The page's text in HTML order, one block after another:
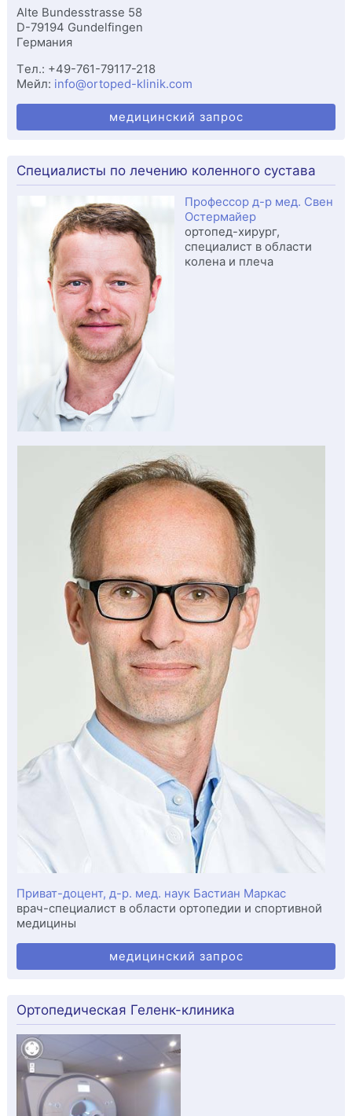
Alte Bundesstrasse 58
D-79194 Gundelfingen
Германия
Tел.: +49-761-79117-218
Мейл: info@ortoped-klinik.com
медицинский запрос
Специалисты по лечению коленного сустава
Профессор д-р мед. Свен
Остермайер
ортопед-хирург,
специалист в области
колена и плеча
Приват-доцент, д-р. мед. наук Бастиан Маркас
врач-специалист в области ортопедии и спортивной
медицины
медицинский запрос
Ортопедическая Геленк-клиника